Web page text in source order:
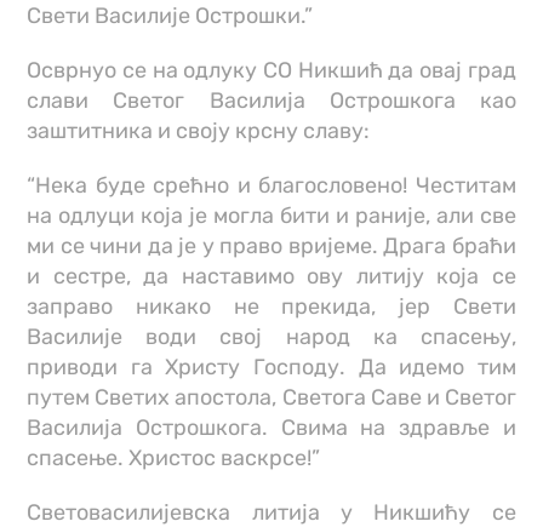
Свети Василије Острошки.”
Осврнуо се на одлуку СО Никшић да овај град
слави Светог Василија Острошкога као
заштитника и своју крсну славу:
“Нека буде срећно и благословено! Честитам
на одлуци која је могла бити и раније, али све
ми се чини да је у право вријеме. Драга браћи
и сестре, да наставимо ову литију која се
заправо никако не прекида, јер Свети
Василије води свој народ ка спасењу,
приводи га Христу Господу. Да идемо тим
путем Светих апостола, Светога Саве и Светог
Василија Острошкога. Свима на здравље и
спасење. Христос васкрсе!”
Световасилијевска литија у Никшићу се